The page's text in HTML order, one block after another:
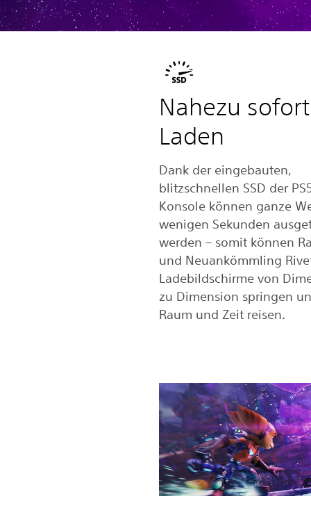
Nahezu
Laden
Dank der eingebauten,
blitzschnellen SSD der
Konsole können ganze
wenigen Sekunden
werden – somit können
und Neuankömmling
Ladebildschirme von
zu Dimension springen
Raum und Zeit reisen.